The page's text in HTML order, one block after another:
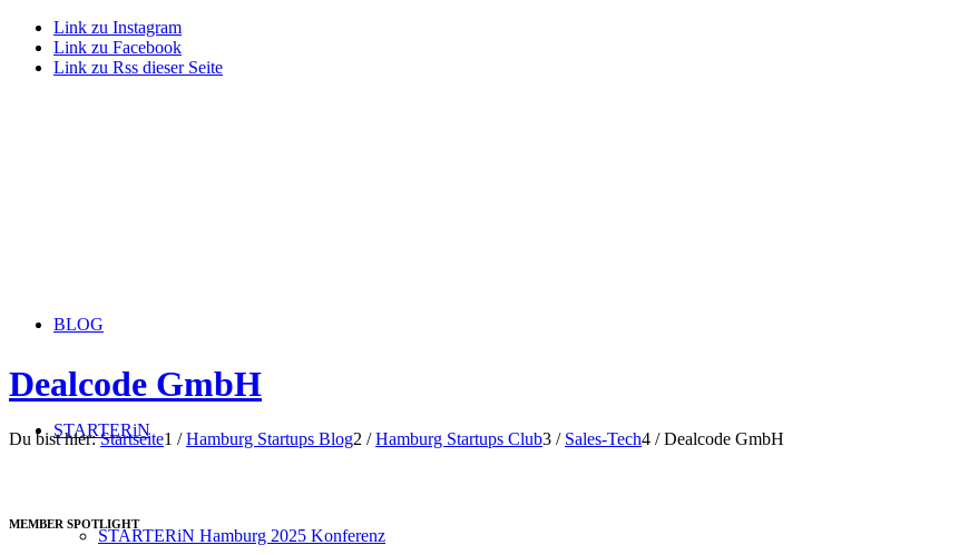
Link zu Instagram
Link zu Facebook
Link zu Rss dieser Seite
BLOG
STARTERiN
STARTERiN Hamburg 2025 Konferenz
Dealcode GmbH
Du bist hier: Startseite1 / Hamburg Startups Blog2 / Hamburg Startups Club3 / Sales-Tech4 / Dealcode GmbH
MEMBER SPOTLIGHT